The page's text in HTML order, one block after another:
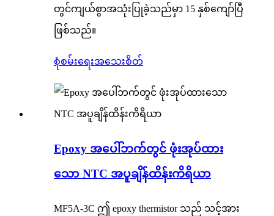
တွင်ကျယ်စွာအသုံးပြုခဲ့သည်မှာ 15 နှစ်ကျော်ပြီ
ဖြစ်သည်။
စုံစမ်းရေးအသေးစိတ်
Epoxy အပေါ်ဘက်တွင် ဖုံးအုပ်ထား
သော NTC အပူချိန်ထိန်းကိရိယာ
MF5A-3C ဤ epoxy thermistor သည် သင့်အား